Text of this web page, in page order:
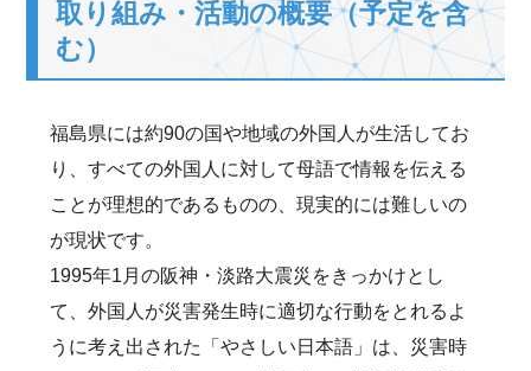
取り組み・活動の概要（予定を含
む）
福島県には約90の国や地域の外国人が生活してお
り、すべての外国人に対して母語で情報を伝える
ことが理想的であるものの、現実的には難しいの
が現状です。
1995年1月の阪神・淡路大震災をきっかけとし
て、外国人が災害発生時に適切な行動をとれるよ
うに考え出された「やさしい日本語」は、災害時